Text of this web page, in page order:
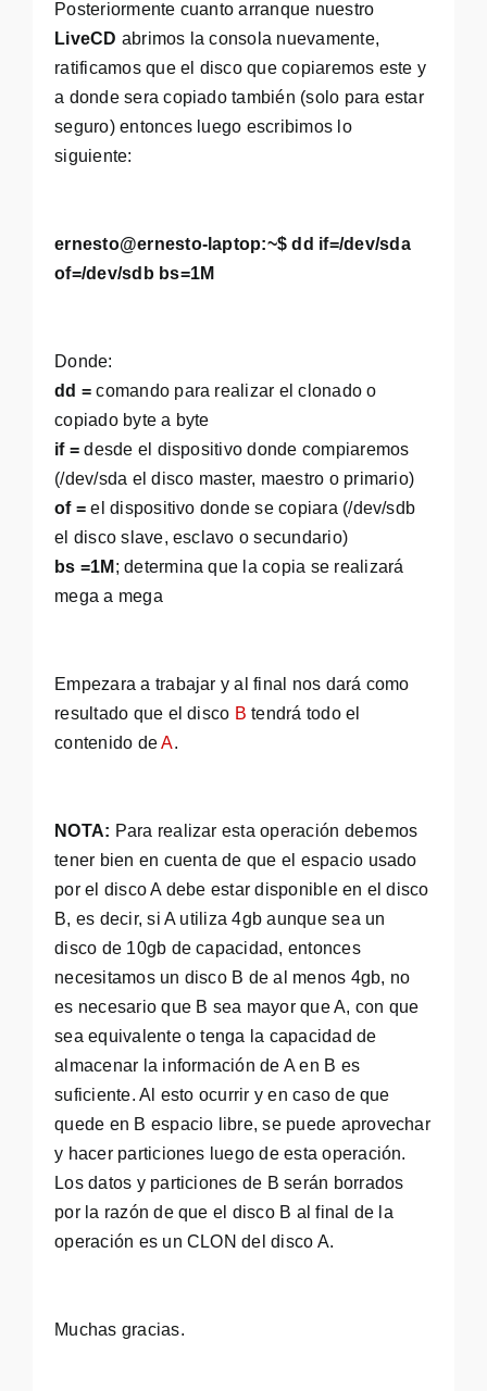
Posteriormente cuanto arranque nuestro
LiveCD abrimos la consola nuevamente,
ratificamos que el disco que copiaremos este y
a donde sera copiado también (solo para estar
seguro) entonces luego escribimos lo
siguiente:
ernesto@ernesto-laptop:~$ dd if=/dev/sda
of=/dev/sdb bs=1M
Donde:
dd = comando para realizar el clonado o
copiado byte a byte
if = desde el dispositivo donde compiaremos
(/dev/sda el disco master, maestro o primario)
of = el dispositivo donde se copiara (/dev/sdb
el disco slave, esclavo o secundario)
bs =1M ; determina que la copia se realizará
mega a mega
Empezara a trabajar y al final nos dará como
resultado que el disco B tendrá todo el
contenido deA.
NOTA: Para realizar esta operación debemos
tener bien en cuenta de que el espacio usado
por el disco A debe estar disponible en el disco
B, es decir, si A utiliza 4gb aunque sea un
disco de 10gb de capacidad, entonces
necesitamos un disco B de al menos 4gb, no
es necesario que B sea mayor que A, con que
sea equivalente o tenga la capacidad de
almacenar la información de A en B es
suficiente. Al esto ocurrir y en caso de que
quede en B espacio libre, se puede aprovechar
y hacer particiones luego de esta operación.
Los datos y particiones de B serán borrados
por la razón de que el disco B al final de la
operación es un CLON del disco A.
Muchas gracias.